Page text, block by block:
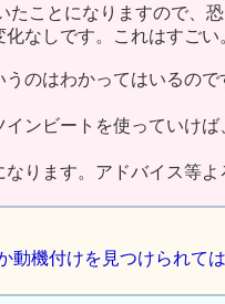
たことになりますので、
なしです。これはすごい
のはわかってはいるの
ンビートを使っていけ
ります。アドバイス等
動機付けを見つけられて